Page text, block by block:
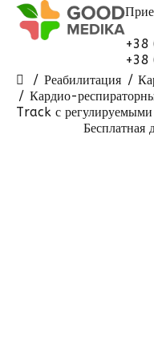
+38
+38
Реабилитация
Кардио-
Track с
Бесплатная